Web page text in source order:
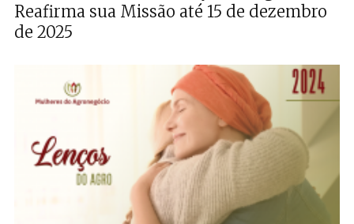
Reafirma sua Missão até 15 de dezembro
de 2025